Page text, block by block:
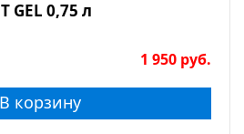
GEL 0,75 л
1 950 руб.
В корзину